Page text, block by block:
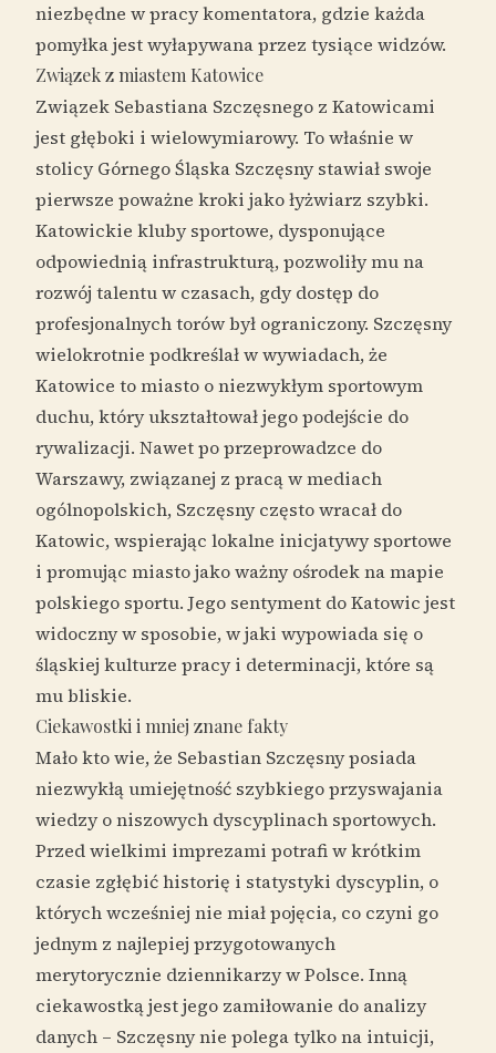
niezbędne w pracy komentatora, gdzie każda
pomyłka jest wyłapywana przez tysiące widzów.
Związek z miastem Katowice
Związek Sebastiana Szczęsnego z Katowicami
jest głęboki i wielowymiarowy. To właśnie w
stolicy Górnego Śląska Szczęsny stawiał swoje
pierwsze poważne kroki jako łyżwiarz szybki.
Katowickie kluby sportowe, dysponujące
odpowiednią infrastrukturą, pozwoliły mu na
rozwój talentu w czasach, gdy dostęp do
profesjonalnych torów był ograniczony. Szczęsny
wielokrotnie podkreślał w wywiadach, że
Katowice to miasto o niezwykłym sportowym
duchu, który ukształtował jego podejście do
rywalizacji. Nawet po przeprowadzce do
Warszawy, związanej z pracą w mediach
ogólnopolskich, Szczęsny często wracał do
Katowic, wspierając lokalne inicjatywy sportowe
i promując miasto jako ważny ośrodek na mapie
polskiego sportu. Jego sentyment do Katowic jest
widoczny w sposobie, w jaki wypowiada się o
śląskiej kulturze pracy i determinacji, które są
mu bliskie.
Ciekawostki i mniej znane fakty
Mało kto wie, że Sebastian Szczęsny posiada
niezwykłą umiejętność szybkiego przyswajania
wiedzy o niszowych dyscyplinach sportowych.
Przed wielkimi imprezami potrafi w krótkim
czasie zgłębić historię i statystyki dyscyplin, o
których wcześniej nie miał pojęcia, co czyni go
jednym z najlepiej przygotowanych
merytorycznie dziennikarzy w Polsce. Inną
ciekawostką jest jego zamiłowanie do analizy
danych – Szczęsny nie polega tylko na intuicji,